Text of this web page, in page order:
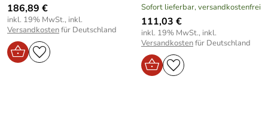
186,89 €
inkl. 19% MwSt., inkl.
Versandkostenfür Deutschland
Sofort lieferbar, versandkostenfrei
111,03 €
inkl. 19% MwSt., inkl.
Versandkostenfür Deutschland